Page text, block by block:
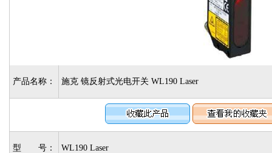
产品名称： 施克 镜反射式光电开关 WL190 Laser
型 号： WL190 Laser